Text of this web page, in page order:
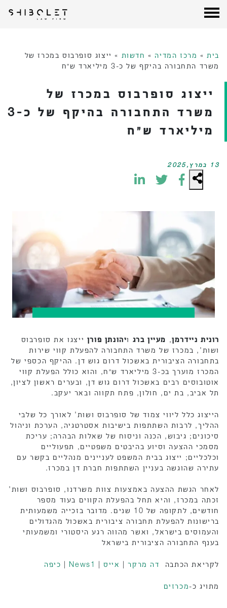
בית » מרכז המדיה» חדשות » ייצוג סופרבוס במכרז של
משרד התחבורה בהיקף של כ-3 מיליארד ש״ח
ייצוג סופרבוס במכרז של
משרד התחבורה בהיקף של כ-3
מיליארד ש״ח
13 במרץ,2025
רונית ניידרמן, מעיין ברג ויהונתן פורן ייצגו את סופרבוס
ושות', במכרז של משרד התחבורה להפעלת קווי שירות
בתחבורה הציבורית באשכול דרום גוש דן. ההיקף הכספי של
המכרז מוערך בכ-3 מיליארד ש״ח, והוא כולל הפעלת קווי
אוטובוסים רבים באשכול דרום גוש דן, ובערים ראשון לציון,
תל אביב, בת ים, חולון, פתח תקווה ובאר יעקב.
הייצוג כלל ליווי צמוד של סופרבוס ושות' לאורך כל שלבי
ההליך, לרבות השתתפות בישיבות אסטרטגיה, הערכת וניהול
סיכונים; גיבוש, הכנה וניסוח של שאלות הבהרה; עריכת
מסמכי ההצעה וסיוע בהיבטים משפטיים, תפעוליים
וכלכליים; ייצוג בבית המשפט לעניינים מנהליים בקשר עם
עתירה שהוגשה בעניין השתתפות חברת דן במכרז.
לאחר הגשת ההצעה באמצעות צוות משרדנו, סופרבוס ושות'
זכתה במכרז, והיא תחל בהפעלת הקווים בעוד מספר
חודשים, לתקופה של 10 שנים. מדובר בזכייה משמעותית
ברישונות להפעלת תחבורה ציבורית באשכול מהגדולים
והעמוסים בישראל, ואשר מהווה רגע היסטורי ומשמעותי
בענף התחבורה הציבורית בישראל
לקריאת הכתבה דה מרקר| אייס|
News1
| כיפה
מתויג כ-מכרזים